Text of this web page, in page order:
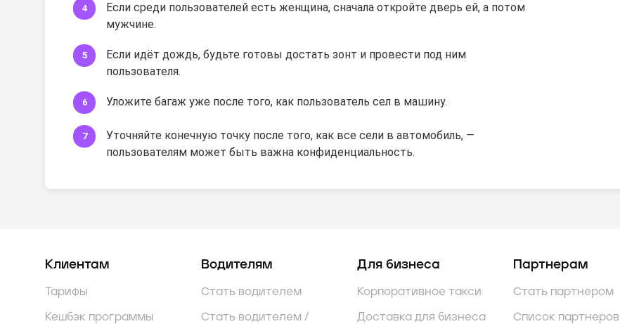
Если среди пользователей есть женщина, сначала откройте дверь ей, а потом
мужчине.
Если идёт дождь, будьте готовы достать зонт и провести под ним
пользователя.
Уложите багаж уже после того, как пользователь сел в машину.
Уточняйте конечную точку после того, как все сели в автомобиль, —
пользователям может быть важна конфиденциальность.
Клиентам
Тарифы
Кешбэк программы
Водителям
Стать водителем
Стать водителем /
Для бизнеса
Корпоративное такси
Доставка для бизнеса
Партнерам
Стать партнером
Список партнеров